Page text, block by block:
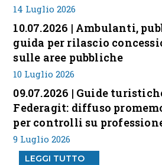
14 Luglio 2026
10.07.2026 | Ambulanti,
guida per rilascio
sulle aree pubbliche
10 Luglio 2026
09.07.2026 | Guide
Federagit: diffuso
per controlli su
9 Luglio 2026
LEGGI TUTTO